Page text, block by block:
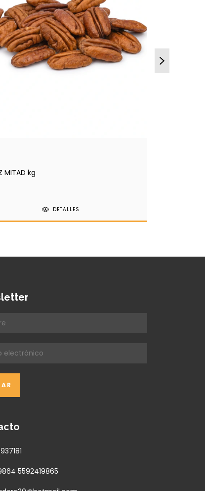
MITAD kg
DETALLES
5592419865